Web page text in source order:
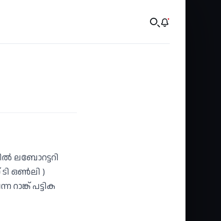
ലബോറട്ടറി
ഒൺലി )
റാങ്ക് പട്ടിക